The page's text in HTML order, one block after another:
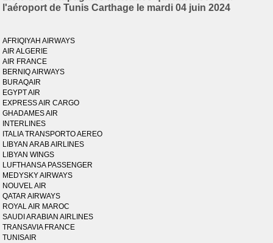
l'aéroport de Tunis Carthage le mardi 04 juin 2024
AFRIQIYAH AIRWAYS
AIR ALGERIE
AIR FRANCE
BERNIQ AIRWAYS
BURAQAIR
EGYPT AIR
EXPRESS AIR CARGO
GHADAMES AIR
INTERLINES
ITALIA TRANSPORTO AEREO
LIBYAN ARAB AIRLINES
LIBYAN WINGS
LUFTHANSA PASSENGER
MEDYSKY AIRWAYS
NOUVEL AIR
QATAR AIRWAYS
ROYAL AIR MAROC
SAUDI ARABIAN AIRLINES
TRANSAVIA FRANCE
TUNISAIR